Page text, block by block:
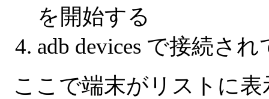
を開始する
adb devices で接続され
ここで端末がリストに